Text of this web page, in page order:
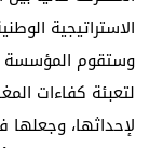
الاستراتيجية
وستقوم المؤسسة
لتعبئة كفاءات
لإحداثها،